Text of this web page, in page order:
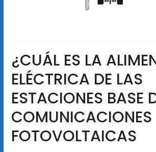
¿CUÁL ES LA
ELÉCTRICA DE LAS
ESTACIONES BASE
COMUNICACIONES
FOTOVOLTAICAS